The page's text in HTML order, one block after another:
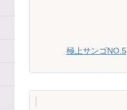
極上サンゴNO.5